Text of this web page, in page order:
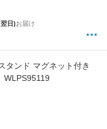
再現 おすすめ センサー
ラーグレーディング
日)お届け
ンド マグネット付き